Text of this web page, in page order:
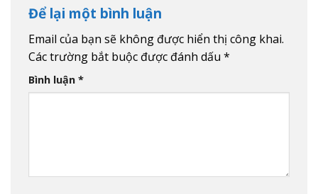
Để lại một bình luận
Email của bạn sẽ không được hiển thị công khai.
Các trường bắt buộc được đánh dấu *
Bình luận *